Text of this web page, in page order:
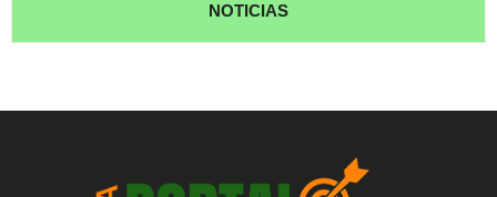
NOTICIAS